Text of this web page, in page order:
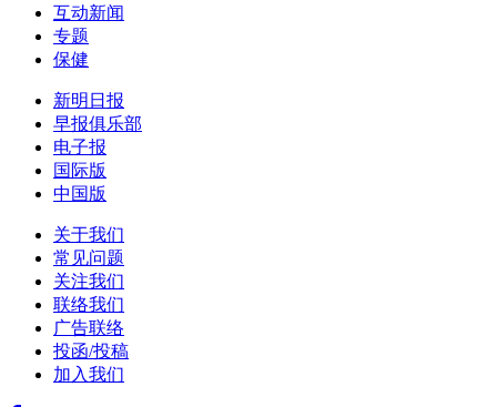
互动新闻
专题
保健
新明日报
早报俱乐部
电子报
国际版
中国版
关于我们
常见问题
关注我们
联络我们
广告联络
投函/投稿
加入我们